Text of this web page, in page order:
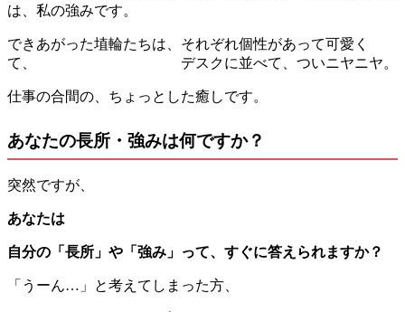
は、私の強みです。
できあがった埴輪たちは、それぞれ個性があって可愛く
て、 デスクに並べて、ついニヤニヤ。
仕事の合間の、ちょっとした癒しです。
あなたの長所・強みは何ですか？
突然ですが、
あなたは
自分の「長所」や「強み」って、すぐに答えられますか？
「うーん…」と考えてしまった方、